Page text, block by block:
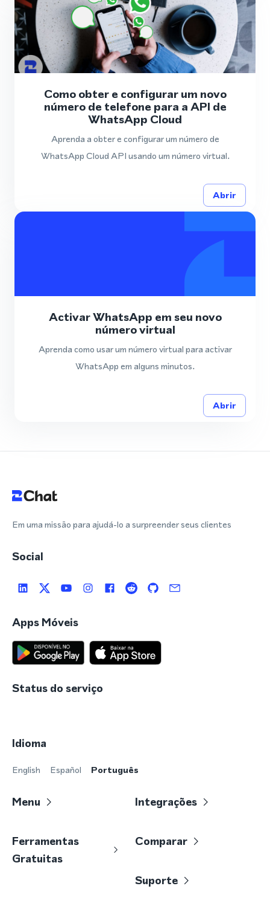
Como obter e configurar um novo
número de telefone para a API de
WhatsApp Cloud
Aprenda a obter e configurar um número de
WhatsApp Cloud API usando um número virtual.
Abrir
Activar WhatsApp em seu novo
número virtual
Aprenda como usar um número virtual para activar
WhatsApp em alguns minutos.
Abrir
Em uma missão para ajudá-lo a surpreender seus clientes
Social
Apps Móveis
Status do serviço
Idioma
English Español Português
Menu Integrações
Ferramentas
Gratuitas
Comparar
Suporte